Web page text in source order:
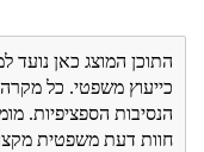
התוכן המוצג כאן נועד
כייעוץ משפטי. כל
הנסיבות הספציפיות.
חוות דעת משפטית